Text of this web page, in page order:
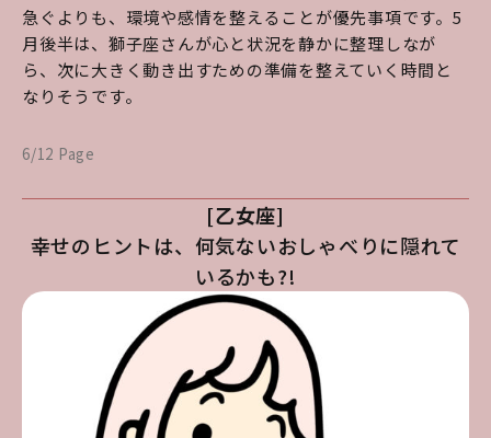
急ぐよりも、環境や感情を整えることが優先事項です。5
月後半は、獅子座さんが心と状況を静かに整理しなが
ら、次に大きく動き出すための準備を整えていく時間と
なりそうです。
6/12 Page
[乙女座]
幸せのヒントは、何気ないおしゃべりに隠れて
いるかも?!